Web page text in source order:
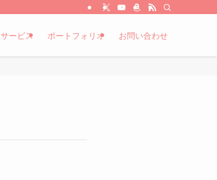
サービス ポートフォリオ お問い合わせ